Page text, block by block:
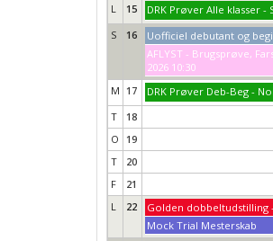
L
15
DRK Prøver Alle klasser -
S
16
Uofficiel debutant og
AFLYST - Brugsprøve,
2026 10:30
M 17
DRK Prøver Deb-Beg -
T
18
O
19
T
20
F
21
L
22
Golden dobbeltudstilling
Mock Trial Mesterskab